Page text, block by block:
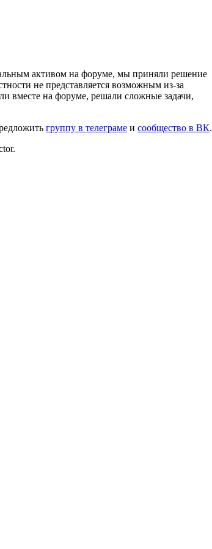
активом на форуме, мы приняли решение
не представляется возможным из-за
вместе на форуме, решали сложные задачи,
группу в телеграме и сообщество в ВК.